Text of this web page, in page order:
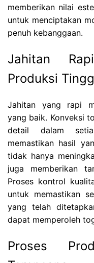
memberikan nilai
untuk menciptakan
penuh kebanggaan.
Jahitan
Produksi
Jahitan yang rapi
yang baik. Konveksi
detail dalam
memastikan hasil
tidak hanya
juga memberikan
Proses kontrol
untuk memastikan
yang telah
dapat memperoleh
Proses